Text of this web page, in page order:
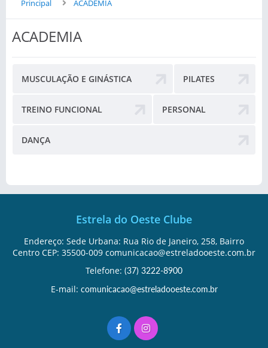
Principal ACADEMIA
ACADEMIA
MUSCULAÇÃO E GINÁSTICA PILATES
TREINO FUNCIONAL PERSONAL
DANÇA
Estrela do Oeste Clube
Endereço: Sede Urbana: Rua Rio de Janeiro, 258, Bairro
Centro CEP: 35500-009 comunicacao@estreladooeste.com.br
Telefone: (37) 3222-8900
E-mail: comunicacao@estreladooeste.com.br